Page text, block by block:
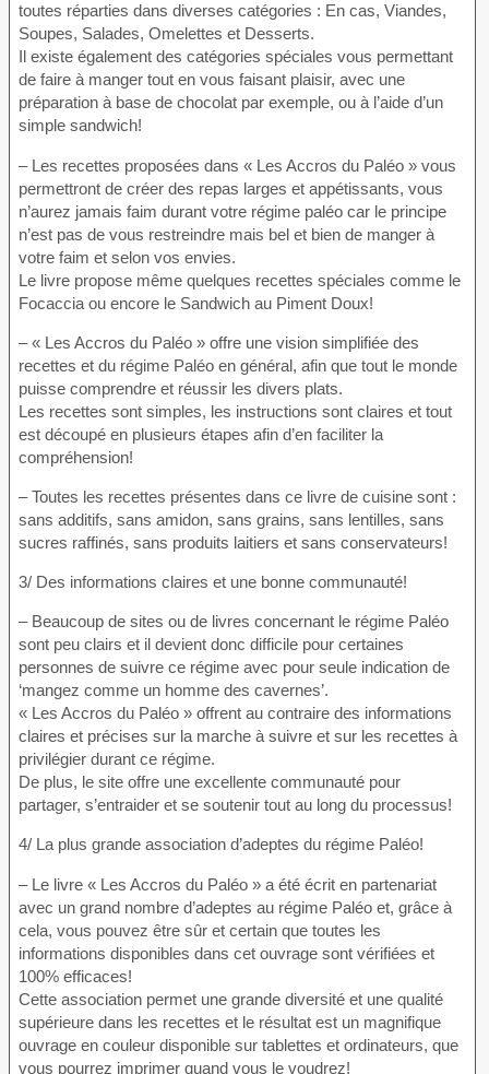
toutes réparties dans diverses catégories : En cas, Viandes,
Soupes, Salades, Omelettes et Desserts.
Il existe également des catégories spéciales vous permettant
de faire à manger tout en vous faisant plaisir, avec une
préparation à base de chocolat par exemple, ou à l’aide d’un
simple sandwich!
– Les recettes proposées dans « Les Accros du Paléo » vous
permettront de créer des repas larges et appétissants, vous
n’aurez jamais faim durant votre régime paléo car le principe
n’est pas de vous restreindre mais bel et bien de manger à
votre faim et selon vos envies.
Le livre propose même quelques recettes spéciales comme le
Focaccia ou encore le Sandwich au Piment Doux!
– « Les Accros du Paléo » offre une vision simplifiée des
recettes et du régime Paléo en général, afin que tout le monde
puisse comprendre et réussir les divers plats.
Les recettes sont simples, les instructions sont claires et tout
est découpé en plusieurs étapes afin d’en faciliter la
compréhension!
– Toutes les recettes présentes dans ce livre de cuisine sont :
sans additifs, sans amidon, sans grains, sans lentilles, sans
sucres raffinés, sans produits laitiers et sans conservateurs!
3/ Des informations claires et une bonne communauté!
– Beaucoup de sites ou de livres concernant le régime Paléo
sont peu clairs et il devient donc difficile pour certaines
personnes de suivre ce régime avec pour seule indication de
‘mangez comme un homme des cavernes’.
« Les Accros du Paléo » offrent au contraire des informations
claires et précises sur la marche à suivre et sur les recettes à
privilégier durant ce régime.
De plus, le site offre une excellente communauté pour
partager, s’entraider et se soutenir tout au long du processus!
4/ La plus grande association d’adeptes du régime Paléo!
– Le livre « Les Accros du Paléo » a été écrit en partenariat
avec un grand nombre d’adeptes au régime Paléo et, grâce à
cela, vous pouvez être sûr et certain que toutes les
informations disponibles dans cet ouvrage sont vérifiées et
100% efficaces!
Cette association permet une grande diversité et une qualité
supérieure dans les recettes et le résultat est un magnifique
ouvrage en couleur disponible sur tablettes et ordinateurs, que
vous pourrez imprimer quand vous le voudrez!